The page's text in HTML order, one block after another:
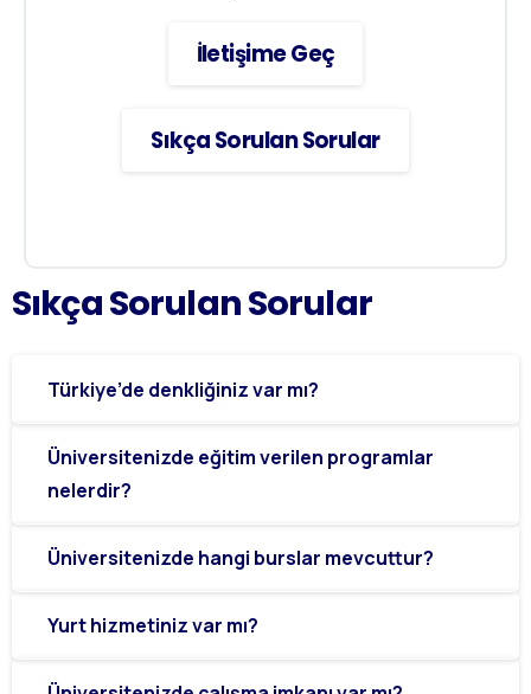
İletişime Geç
Sıkça Sorulan Sorular
SıkçaSorulanSorular
Türkiye’de denkliğiniz var mı?
Üniversitenizde eğitim verilen programlar
nelerdir?
Üniversitenizde hangi burslar mevcuttur?
Yurt hizmetiniz var mı?